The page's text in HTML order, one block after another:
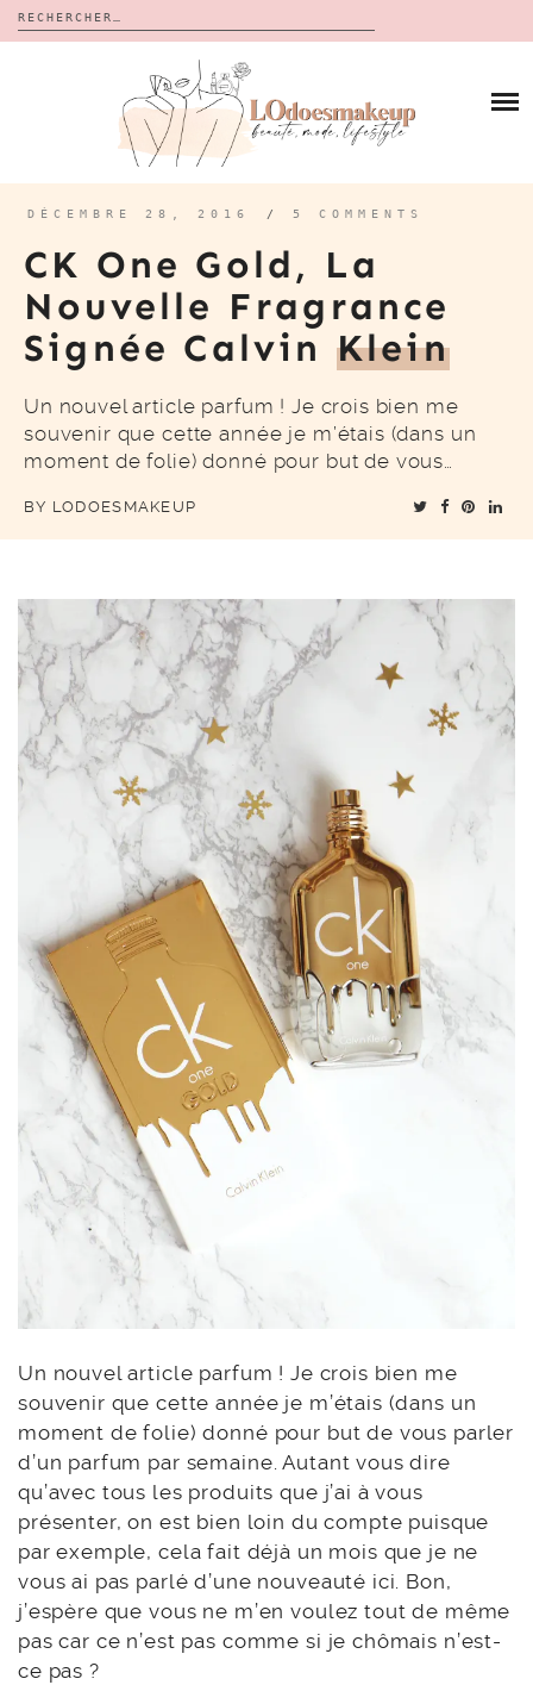
Rechercher :
CALENDRIERS DE L’AVENT
BON PLAN
À PROPOS
CONTACT
DÉCEMBRE 28, 2016 / 5 COMMENTS
CK One Gold, La
Nouvelle Fragrance
Signée Calvin Klein
Un nouvel article parfum ! Je crois bien me
souvenir que cette année je m’étais (dans un
moment de folie) donné pour but de vous…
BY LODOESMAKEUP
Un nouvel article parfum ! Je crois bien me
souvenir que cette année je m’étais (dans un
moment de folie) donné pour but de vous parler
d’un parfum par semaine. Autant vous dire
qu’avec tous les produits que j’ai à vous
présenter, on est bien loin du compte puisque
par exemple, cela fait déjà un mois que je ne
vous ai pas parlé d’une nouveauté ici. Bon,
j’espère que vous ne m’en voulez tout de même
pas car ce n’est pas comme si je chômais n’est-
ce pas ?